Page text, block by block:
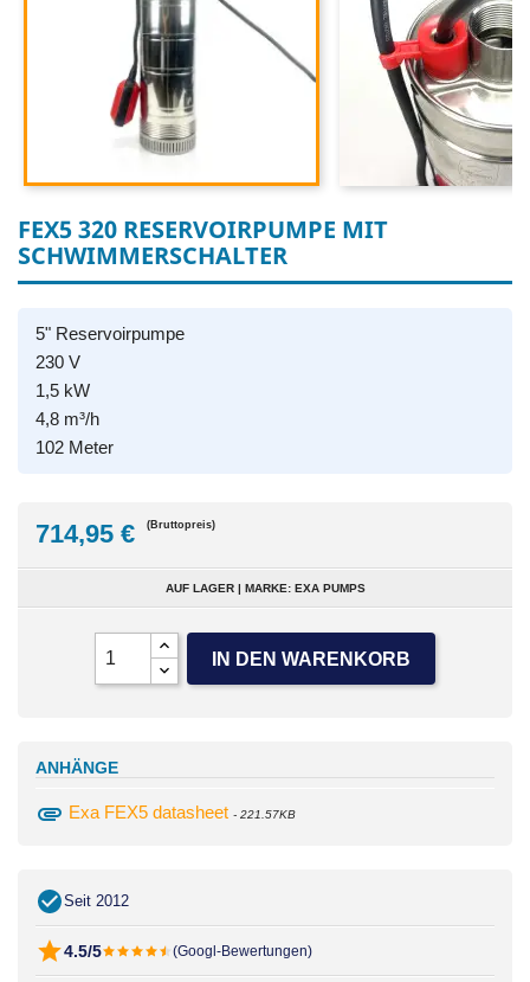
FEX5 320 RESERVOIRPUMPE MIT
SCHWIMMERSCHALTER
5" Reservoirpumpe
230 V
1,5 kW
4,8 m³/h
102 Meter
714,95 € (Bruttopreis)
AUF LAGER | MARKE: EXA PUMPS
IN DEN WARENKORB
ANHÄNGE
attachment Exa FEX5 datasheet - 221.57KB
Seit 2012
4.5/5 (Googl-Bewertungen)